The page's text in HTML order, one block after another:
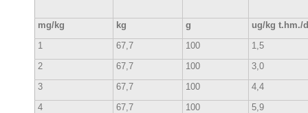
mg/kg kg g
ug/kg t.hm./
1
67,7 100
1,5
2
67,7 100
3,0
3
67,7 100
4,4
4
67,7 100
5,9